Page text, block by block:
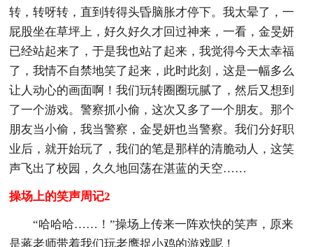
转，转呀转，直到转得头昏脑胀才停下。我太晕了，一
屁股坐在草坪上，好久好久才回过神来，一看，金旻妍
已经站起来了，于是我也站了起来，我觉得今天太幸福
了，我情不自禁地笑了起来，此时此刻，这是一幅多么
让人动心的画面啊！我们玩转圈圈玩腻了，然后又想到
了一个游戏。警察抓小偷，这次又多了一个朋友。那个
朋友当小偷，我当警察，金旻妍也当警察。我们分好职
业后，就开始玩了，我们的笔是那样的清脆动人，这笑
声飞出了校园，久久地回荡在湛蓝的天空……
操场上的笑声周记2
“哈哈哈……！”操场上传来一阵欢快的笑声，原来
是蒋老师带着我们玩老鹰捉小鸡的游戏呢！